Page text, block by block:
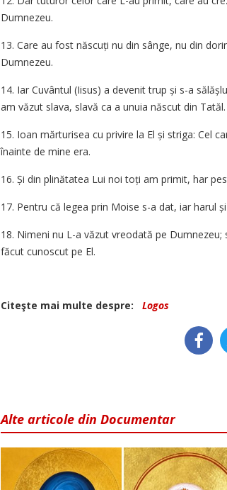
Dumnezeu.
13. Care au fost născuți nu din sânge, nu din
Dumnezeu.
14. Iar Cuvântul ­(Iisus) a devenit trup și s-a
am văzut slava, slavă ca a unuia născut din Tatăl.
15. Ioan mărturisea cu privire la El și striga: Cel
­înainte de mine era.
16. Și din plinătatea Lui noi toți am primit, har
17. Pentru că legea prin Moise s-a dat, iar harul
18. Nimeni nu L-a văzut vreodată pe
făcut ­cunoscut pe El.
Citeşte mai multe despre: Logos
Alte articole din Documentar